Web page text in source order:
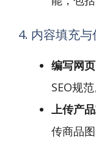
4. 内容填充与
编写网
SEO规范
上传产
传商品